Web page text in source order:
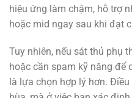
hiệu ứng làm chậm, hỗ trợ
hoặc mid ngay sau khi đạt
Tuy nhiên, nếu sát thủ phụ
hoặc cần spam kỹ năng để
là lựa chọn hợp lý hơn.